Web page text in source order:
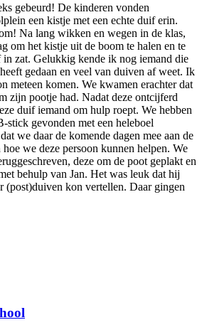
gebeurd! De kinderen vonden
een kistje met een echte duif erin.
Na lang wikken en wegen in de klas,
om het kistje uit de boom te halen en te
zat. Gelukkig kende ik nog iemand die
gedaan en veel van duiven af weet. Ik
meteen komen. We kwamen erachter dat
zijn pootje had. Nadat deze ontcijferd
duif iemand om hulp roept. We hebben
stick gevonden met een heleboel
we daar de komende dagen mee aan de
we deze persoon kunnen helpen. We
deze om de poot geplakt en
behulp van Jan. Het was leuk dat hij
(post)duiven kon vertellen. Daar gingen